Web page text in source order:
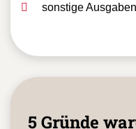
sonstige Ausgaben
5 Gründe